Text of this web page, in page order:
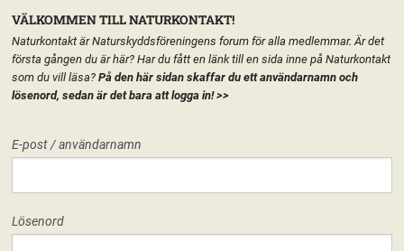
FORUM
HEM FÖRENINGEN ÖSTHAMMARS NATURSKYDDSFÖRENING
VÄLKOMMEN TILL NATURKONTAKT!
Naturkontakt är Naturskyddsföreningens forum för alla medlemmar. Är det
första gången du är här? Har du fått en länk till en sida inne på Naturkontakt
som du vill läsa? På den här sidan skaffar du ett användarnamn och
lösenord, sedan är det bara att logga in!>>
E-post / användarnamn
Lösenord